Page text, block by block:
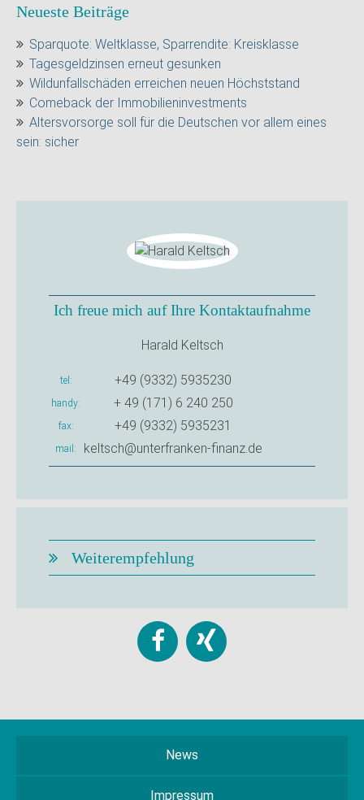
Neueste Beiträge
Sparquote: Weltklasse, Sparrendite: Kreisklasse
Tagesgeldzinsen erneut gesunken
Wildunfallschäden erreichen neuen Höchststand
Comeback der Immobilieninvestments
Altersvorsorge soll für die Deutschen vor allem eines
sein: sicher
Ich freue mich auf Ihre Kontaktaufnahme
Harald Keltsch
tel +49 (9332) 5935230
handy + 49 (171) 6 240 250
fax +49 (9332) 5935231
mail keltsch@unterfranken-finanz.de
Weiterempfehlung
News
Impressum